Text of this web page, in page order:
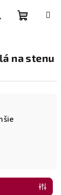
košík
na stenu